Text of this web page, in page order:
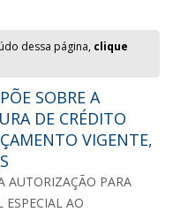
dessa página, clique
SOBRE A
DE CRÉDITO
VIGENTE,
AUTORIZAÇÃO PARA
AO